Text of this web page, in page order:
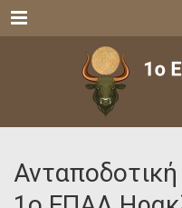
Menu